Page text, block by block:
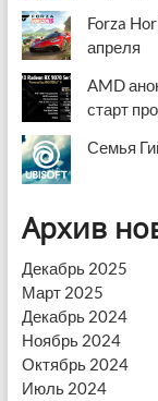
Forza
апреля
AMD
старт
Семья
Архив
Декабрь 2025
Март 2025
Декабрь 2024
Ноябрь 2024
Октябрь 2024
Июль 2024